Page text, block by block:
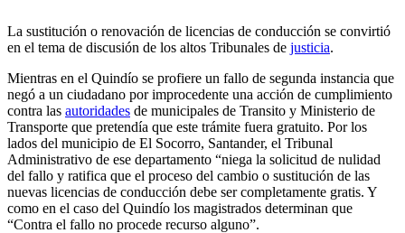
La sustitución o renovación de licencias de conducción se convirtió
en el tema de discusión de los altos Tribunales de justicia.
Mientras en el Quindío se profiere un fallo de segunda instancia que
negó a un ciudadano por improcedente una acción de cumplimiento
contra las autoridades de municipales de Transito y Ministerio de
Transporte que pretendía que este trámite fuera gratuito. Por los
lados del municipio de El Socorro, Santander, el Tribunal
Administrativo de ese departamento “niega la solicitud de nulidad
del fallo y ratifica que el proceso del cambio o sustitución de las
nuevas licencias de conducción debe ser completamente gratis. Y
como en el caso del Quindío los magistrados determinan que
“Contra el fallo no procede recurso alguno”.